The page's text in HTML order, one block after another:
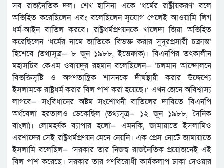
সব রাজনৈতিক দল। শেখ হাসিনা একে ‘ধর্মের রাষ্ট্রীয়করণ’ বলে
অভিহিত করেছিলেন এবং বলেছিলেন সুযোগ পেলেই আওয়ামি লিগ
ধর্ম-আইন বাতিল করবে। রাষ্ট্রধর্মপ্রণয়নকে খালেদা জিয়া অভিহিত
করেছিলেন ‘ধর্মের নামে জাতিকে বিভক্ত করার সুদূরপ্রসারী চক্রান্ত’
হিশেবে (তথ্যসূত্র— ৮ জুন ১৯৮৮, ইত্তেফাক)। বিএনপির তৎকালীন
মহাসচিব কেএম ওবায়দুর রহমান বলেছিলেন— ‘চলমান আন্দোলনে
বিভক্তিসৃষ্টি ও অগণতান্ত্রিক শাসনকে দীর্ঘস্থায়ী করার উদ্দেশ্যে
ইসলামকে রাষ্ট্রধর্ম করার বিল পাশ করা হয়েছে।’ এখন জেনে অবিশ্বাস্য
লাগবে— সংবিধানের অষ্টম সংশোধনী বাতিলের দাবিতে বিএনপি
অর্ধবেলা হরতালও ডেকেছিল (তথ্যসূত্র— ১২ জুন ১৯৮৮, দৈনিক
বাংলা)। লোমহর্ষক ব্যাপার হলো— এমনকি, জামায়াতে ইসলামিও
এরশাদের সেই রাষ্ট্রধর্মপ্রণয়ন মেনে নেয়নি। এক প্রেস নোটে জামায়াতে
ইসলামি বলেছিল— ‘সরকার তার নিজস্ব রাজনৈতিক প্রয়োজনেই এই
বিল পাশ করেছে। সরকার তার গণবিরোধী কার্যকলাপ ঢাকা দেওয়ার